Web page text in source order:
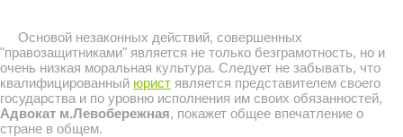
Основой незаконных действий, совершенных
"правозащитниками" является не только безграмотность, но и
очень низкая моральная культура. Следует не забывать, что
квалифицированный юрист является представителем своего
государства и по уровню исполнения им своих обязанностей,
Адвокат м.Левобережная, покажет общее впечатление о
стране в общем.